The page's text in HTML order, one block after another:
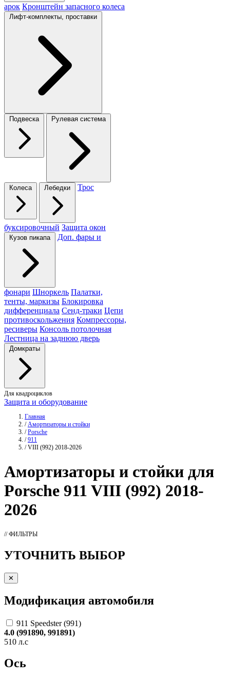
арок Кронштейн запасного колеса
Лифт-комплекты, проставки
Подвеска Рулевая система
Колеса Лебедки Трос
буксировочный Защита окон
Кузов пикапа Доп. фары и
фонари Шноркель Палатки,
тенты, маркизы Блокировка
дифференциала Сенд-траки Цепи
противоскольжения Компрессоры,
ресиверы Консоль потолочная
Лестница на заднюю дверь
Домкраты
Для квадроциклов
Защита и оборудование
Главная
/ Амортизаторы и стойки
/ Porsche
/ 911
/ VIII (992) 2018-2026
Амортизаторы и стойки для
Porsche 911 VIII (992) 2018-
2026
// ФИЛЬТРЫ
УТОЧНИТЬ ВЫБОР
✕
Модификация автомобиля
911 Speedster (991)
4.0 (991890, 991891)
510 л.с
Ось